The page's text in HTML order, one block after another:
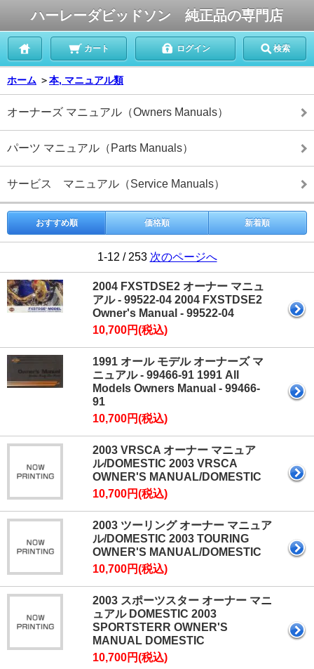
ハーレーダビッドソン 純正品の専門店
カート ログイン 検索
ホーム ＞本, マニュアル類
オーナーズ マニュアル（Owners Manuals）
パーツ マニュアル（Parts Manuals）
サービス マニュアル（Service Manuals）
おすすめ順 価格順 新着順
1-12 / 253 次のページへ
2004 FXSTDSE2 オーナー マニュ
アル - 99522-04 2004 FXSTDSE2
Owner's Manual - 99522-04
10,700円(税込)
1991 オール モデル オーナーズ マ
ニュアル - 99466-91 1991 All
Models Owners Manual - 99466-
91
10,700円(税込)
2003 VRSCA オーナー マニュア
ル/DOMESTIC 2003 VRSCA
OWNER'S MANUAL/DOMESTIC
10,700円(税込)
2003 ツーリング オーナー マニュア
ル/DOMESTIC 2003 TOURING
OWNER'S MANUAL/DOMESTIC
10,700円(税込)
2003 スポーツスター オーナー マニ
ュアル DOMESTIC 2003
SPORTSTERR OWNER'S
MANUAL DOMESTIC
10,700円(税込)